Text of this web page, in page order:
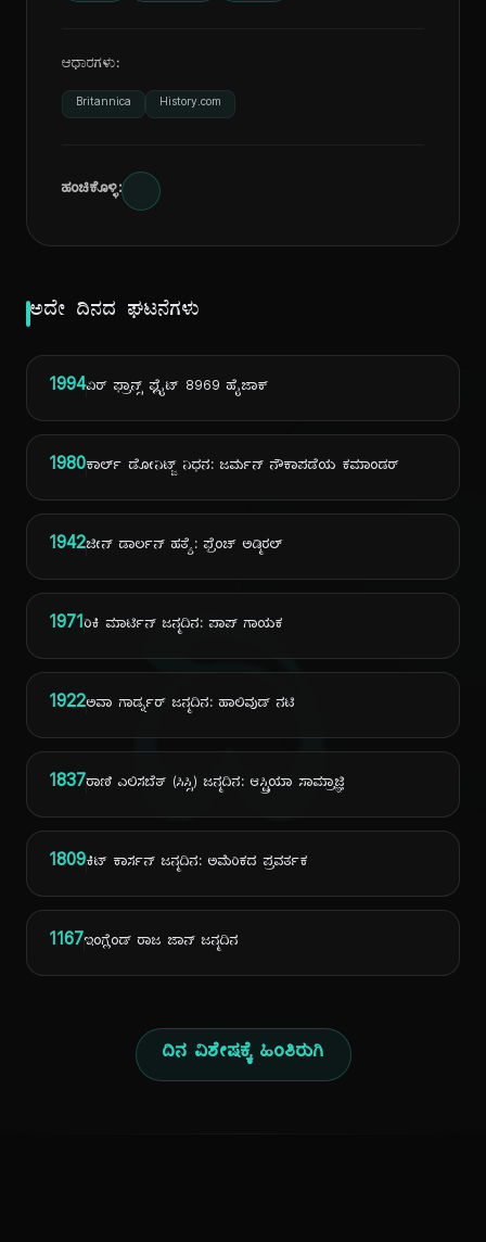
ದಿ
ಆಧಾರಗಳು:
Britannica History.com
ಹಂಚಿಕೊಳ್ಳಿ:
ಅದೇ ದಿನದ ಘಟನೆಗಳು
1994ಏರ್ ಫ್ರಾನ್ಸ್ ಫ್ಲೈಟ್ 8969 ಹೈಜಾಕ್
1980ಕಾರ್ಲ್ ಡೋನಿಟ್ಜ್ ನಿಧನ: ಜರ್ಮನ್ ನೌಕಾಪಡೆಯ ಕಮಾಂಡರ್
1942ಜೀನ್ ಡಾರ್ಲನ್ ಹತ್ಯೆ: ಫ್ರೆಂಚ್ ಅಡ್ಮಿರಲ್
1971ರಿಕಿ ಮಾರ್ಟಿನ್ ಜನ್ಮದಿನ: ಪಾಪ್ ಗಾಯಕ
1922ಅವಾ ಗಾರ್ಡ್ನರ್ ಜನ್ಮದಿನ: ಹಾಲಿವುಡ್ ನಟಿ
1837ರಾಣಿ ಎಲಿಸಬೆತ್ (ಸಿಸ್ಸಿ) ಜನ್ಮದಿನ: ಆಸ್ಟ್ರಿಯಾ ಸಾಮ್ರಾಜ್ಞಿ
1809ಕಿಟ್ ಕಾರ್ಸನ್ ಜನ್ಮದಿನ: ಅಮೆರಿಕದ ಪ್ರವರ್ತಕ
1167ಇಂಗ್ಲೆಂಡ್ ರಾಜ ಜಾನ್ ಜನ್ಮದಿನ
ದಿನ ವಿಶೇಷಕ್ಕೆ ಹಿಂತಿರುಗಿ